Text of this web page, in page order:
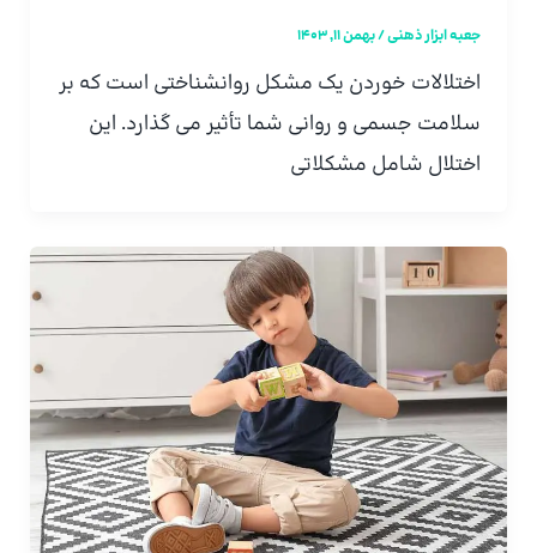
جعبه ابزار ذهنی/بهمن 11, 1403
اختلالات خوردن یک مشکل روانشناختی است که بر
سلامت جسمی و روانی شما تأثیر می گذارد. این
اختلال شامل مشکلاتی